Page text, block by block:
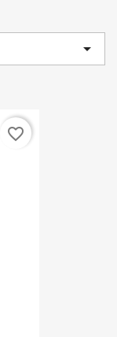

favorite_border